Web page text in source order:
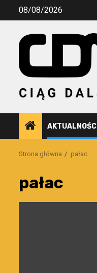
Przejdź08/08/2026
AKTUALNOŚCI
Strona główna pałac
pałac